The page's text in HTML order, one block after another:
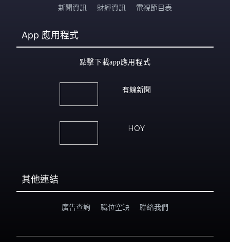
新聞資訊 財經資訊 電視節目表
App 應用程式
點擊下載app應用程式
有線新聞
HOY
其他連結
廣告查詢 職位空缺 聯絡我們